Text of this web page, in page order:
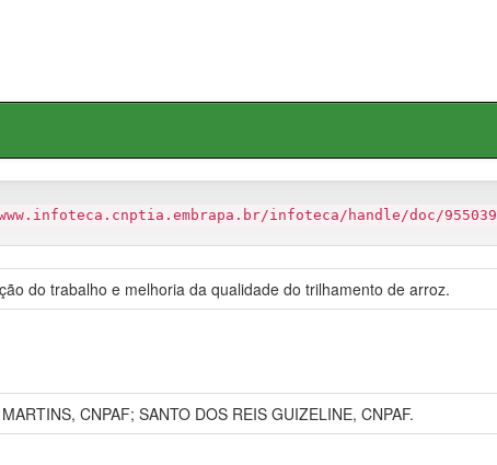
infoteca/handle/doc/955039
do trabalho e melhoria da qualidade do trilhamento de arroz.
CNPAF; SANTO DOS REIS GUIZELINE, CNPAF.